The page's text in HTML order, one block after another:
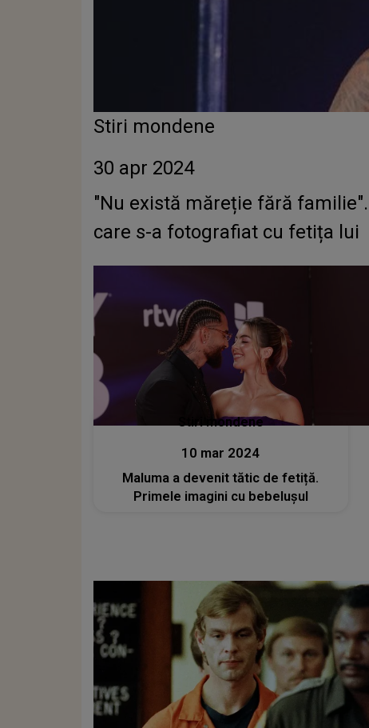
Stiri mondene
30 apr 2024
"Nu există măreție fără
care s-a fotografiat cu fetița lui
Stiri mondene
10 mar 2024
Maluma a devenit tătic de fetiță.
Primele imagini cu bebelușul